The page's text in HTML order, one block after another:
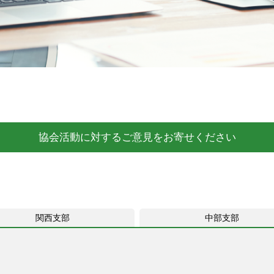
協会活動に対するご意見をお寄せください
関西支部 中部支部